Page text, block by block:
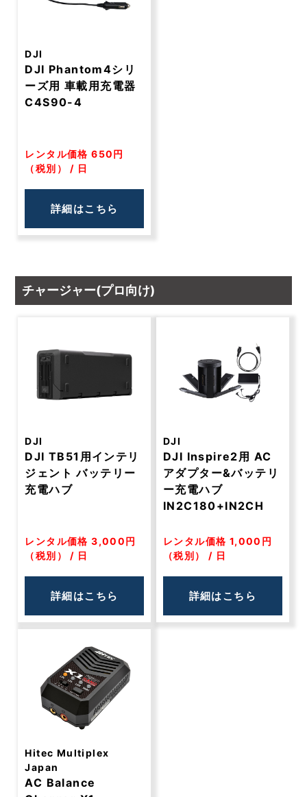
DJI
DJI Phantom4シリ
ーズ用 車載用充電器
C4S90-4
レンタル価格 650円
（税別） / 日
詳細はこちら
チャージャー(プロ向け)
DJI
DJI TB51用インテリ
ジェント バッテリー
充電ハブ
レンタル価格 3,000円
（税別） / 日
詳細はこちら
DJI
DJI Inspire2用 AC
アダプター&バッテリ
ー充電ハブ
IN2C180+IN2CH
レンタル価格 1,000円
（税別） / 日
詳細はこちら
Hitec Multiplex
Japan
AC Balance